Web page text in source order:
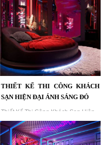
xúc...
THIẾT KẾ THI CÔNG KHÁCH
SẠN HIỆN ĐẠI ÁNH SÁNG ĐỎ
Thiết Kế Thi Công Khách Sạn Hiện
Đại Ánh Sáng Đỏ | Dự Án KTV
Group...